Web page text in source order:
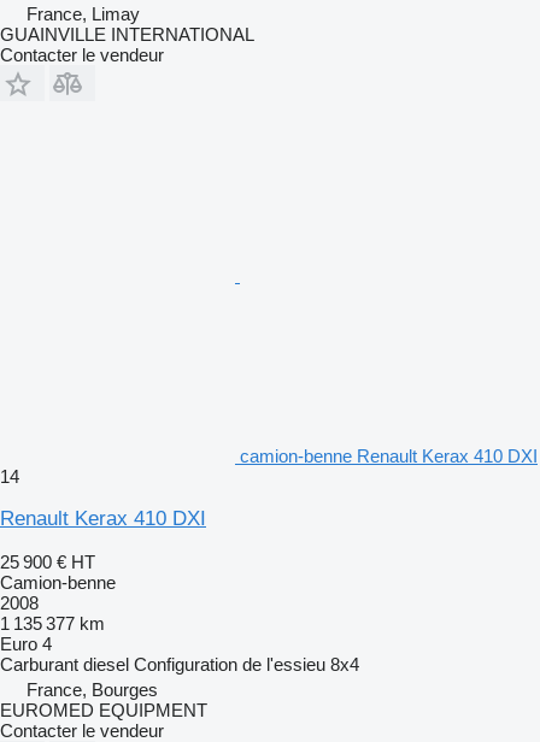
France, Limay
GUAINVILLE INTERNATIONAL
Contacter le vendeur
camion-benne Renault Kerax 410 DXI
14
Renault Kerax 410 DXI
25 900 € HT
Camion-benne
2008
1 135 377 km
Euro 4
Carburant diesel Configuration de l'essieu 8x4
France, Bourges
EUROMED EQUIPMENT
Contacter le vendeur